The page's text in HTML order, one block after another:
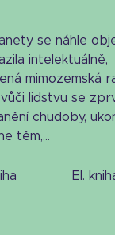
se náhle
intelektuálně,
mimozemská
lidstvu se
chudoby,
těm,...
el.